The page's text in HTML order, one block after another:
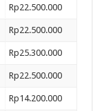
Rp22.500.000
Rp22.500.000
Rp25.300.000
Rp22.500.000
Rp14.200.000